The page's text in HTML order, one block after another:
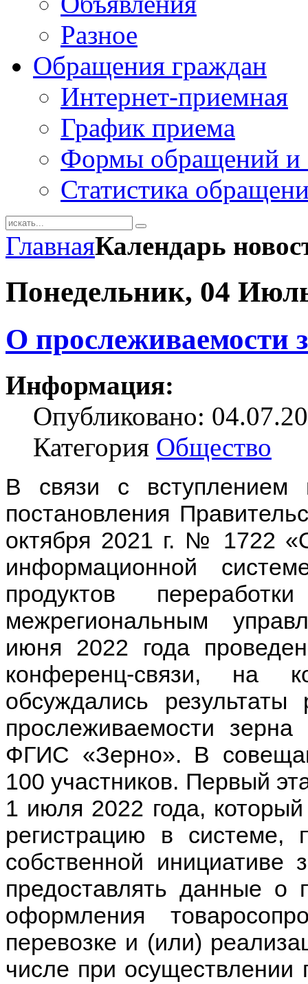
Разное
Обращения граждан
Интернет-приемная
График приема
Формы обращений и
Статистика
ГлавнаяКалендарь
Понедельник, 04
О прослеживаемости
Информация:
Опубликовано:
Категория Общество
В связи с
постановления
октября 2021 г. № 1722
информационной
продуктов
межрегиональным
июня 2022 года
конференц-связи, на
обсуждались
прослеживаемости
ФГИС «Зерно». В
100 участников. Первый
1 июля 2022 года,
регистрацию в системе,
собственной инициативе
предоставлять данные о
оформления
перевозке и (или)
числе при осуществлении